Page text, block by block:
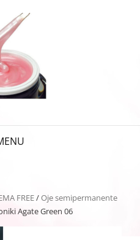
FREE/Oje semipermanente
Agate Green 06